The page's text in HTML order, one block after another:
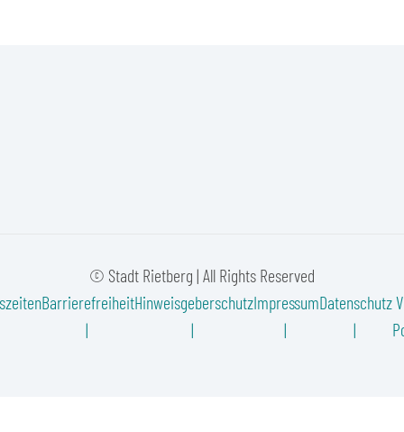
© Stadt Rietberg | All Rights Reserved
BarrierefreiheitHinweisgeberschutzImpressumDatenschutz